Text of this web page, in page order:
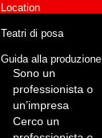
Location
Teatri di posa
Guida alla produzione
Sono un
professionista o
un’impresa
Cerco un